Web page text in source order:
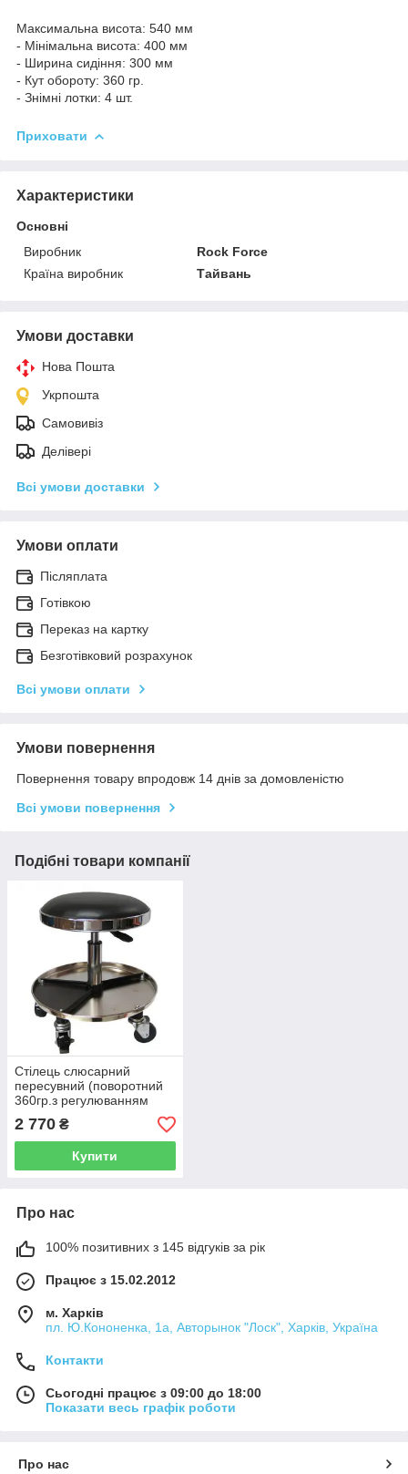
Максимальна висота: 540 мм
- Мінімальна висота: 400 мм
- Ширина сидіння: 300 мм
- Кут обороту: 360 гр.
- Знімні лотки: 4 шт.
Приховати
Характеристики
Основні
Виробник
Rock Force
Країна виробник
Тайвань
Умови доставки
Нова Пошта
Укрпошта
Самовивіз
Делівері
Всі умови доставки
Умови оплати
Післяплата
Готівкою
Переказ на картку
Безготівковий розрахунок
Всі умови оплати
Умови повернення
Повернення товару впродовж 14 днів за домовленістю
Всі умови повернення
Подібні товари компанії
Стілець слюсарний
пересувний (поворотний
360гр.з регулюванням
висоти) ROCKFORCE RF-
TR6208 (код 4046)
2 770 ₴
Купити
Про нас
100% позитивних з 145 відгуків за рік
Працює з 15.02.2012
м. Харків
пл. Ю.Кононенка, 1а, Авторынок "Лоск", Харків, Україна
Контакти
Сьогодні працює з 09:00 до 18:00
Показати весь графік роботи
Про нас